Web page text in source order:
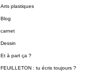
Arts plastiques
Blog
carnet
Dessin
Et à part ça ?
FEUILLETON : tu écris toujours ?